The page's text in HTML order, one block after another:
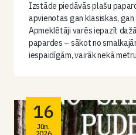
Izstāde piedāvās plašu
apvienotas gan klasiskas,
Apmeklētāji varēs iepazīt
papardes – sākot no
iespaidīgām, vairāk nekā
16
Jūn.